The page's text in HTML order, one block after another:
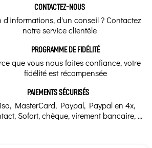
CONTACTEZ-NOUS
d'informations, d'un conseil ? Contactez
notre service clientèle
PROGRAMME DE FIDÉLITÉ
que vous nous faites confiance, votre
fidélité est récompensée
PAIEMENTS SÉCURISÉS
MasterCard, Paypal, Paypal en 4x,
Sofort, chèque, virement bancaire, ...